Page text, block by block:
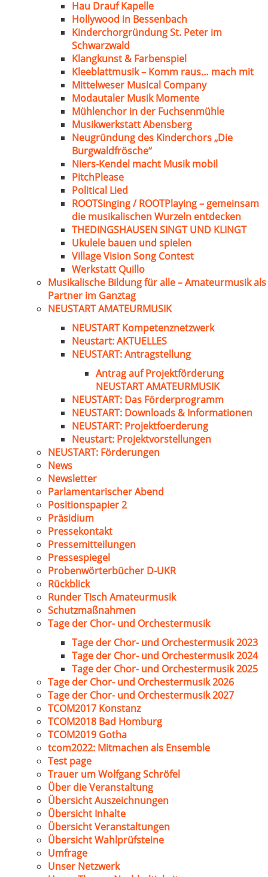
Hau Drauf Kapelle
Hollywood in Bessenbach
Kinderchorgründung St. Peter im
Schwarzwald
Klangkunst & Farbenspiel
Kleeblattmusik – Komm raus… mach mit
Mittelweser Musical Company
Modautaler Musik Momente
Mühlenchor in der Fuchsenmühle
Musikwerkstatt Abensberg
Neugründung des Kinderchors „Die
Burgwaldfrösche“
Niers-Kendel macht Musik mobil
PitchPlease
Political Lied
ROOTSinging / ROOTPlaying – gemeinsam
die musikalischen Wurzeln entdecken
THEDINGSHAUSEN SINGT UND KLINGT
Ukulele bauen und spielen
Village Vision Song Contest
Werkstatt Quillo
Musikalische Bildung für alle – Amateurmusik als
Partner im Ganztag
NEUSTART AMATEURMUSIK
NEUSTART Kompetenznetzwerk
Neustart: AKTUELLES
NEUSTART: Antragstellung
Antrag auf Projektförderung
NEUSTART AMATEURMUSIK
NEUSTART: Das Förderprogramm
NEUSTART: Downloads & Informationen
NEUSTART: Projektfoerderung
Neustart: Projektvorstellungen
NEUSTART: Förderungen
News
Newsletter
Parlamentarischer Abend
Positionspapier 2
Präsidium
Pressekontakt
Pressemitteilungen
Pressespiegel
Probenwörterbücher D-UKR
Rückblick
Runder Tisch Amateurmusik
Schutzmaßnahmen
Tage der Chor- und Orchestermusik
Tage der Chor- und Orchestermusik 2023
Tage der Chor- und Orchestermusik 2024
Tage der Chor- und Orchestermusik 2025
Tage der Chor- und Orchestermusik 2026
Tage der Chor- und Orchestermusik 2027
TCOM2017 Konstanz
TCOM2018 Bad Homburg
TCOM2019 Gotha
tcom2022: Mitmachen als Ensemble
Test page
Trauer um Wolfgang Schröfel
Über die Veranstaltung
Übersicht Auszeichnungen
Übersicht Inhalte
Übersicht Veranstaltungen
Übersicht Wahlprüfsteine
Umfrage
Unser Netzwerk